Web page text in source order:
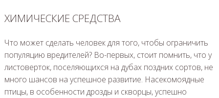
ХИМИЧЕСКИЕ СРЕДСТВА
Что может сделать человек для того, чтобы ограничить
популяцию вредителей? Во-первых, стоит помнить, что у
листоверток, поселяющихся на дубах поздних сортов, не
много шансов на успешное развитие. Насекомоядные
птицы, в особенности дрозды и скворцы, успешно